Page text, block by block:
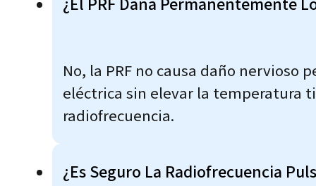
No, la PRF no causa daño
eléctrica sin elevar la temperatura
radiofrecuencia.
¿Es Seguro La Radiofrecuencia